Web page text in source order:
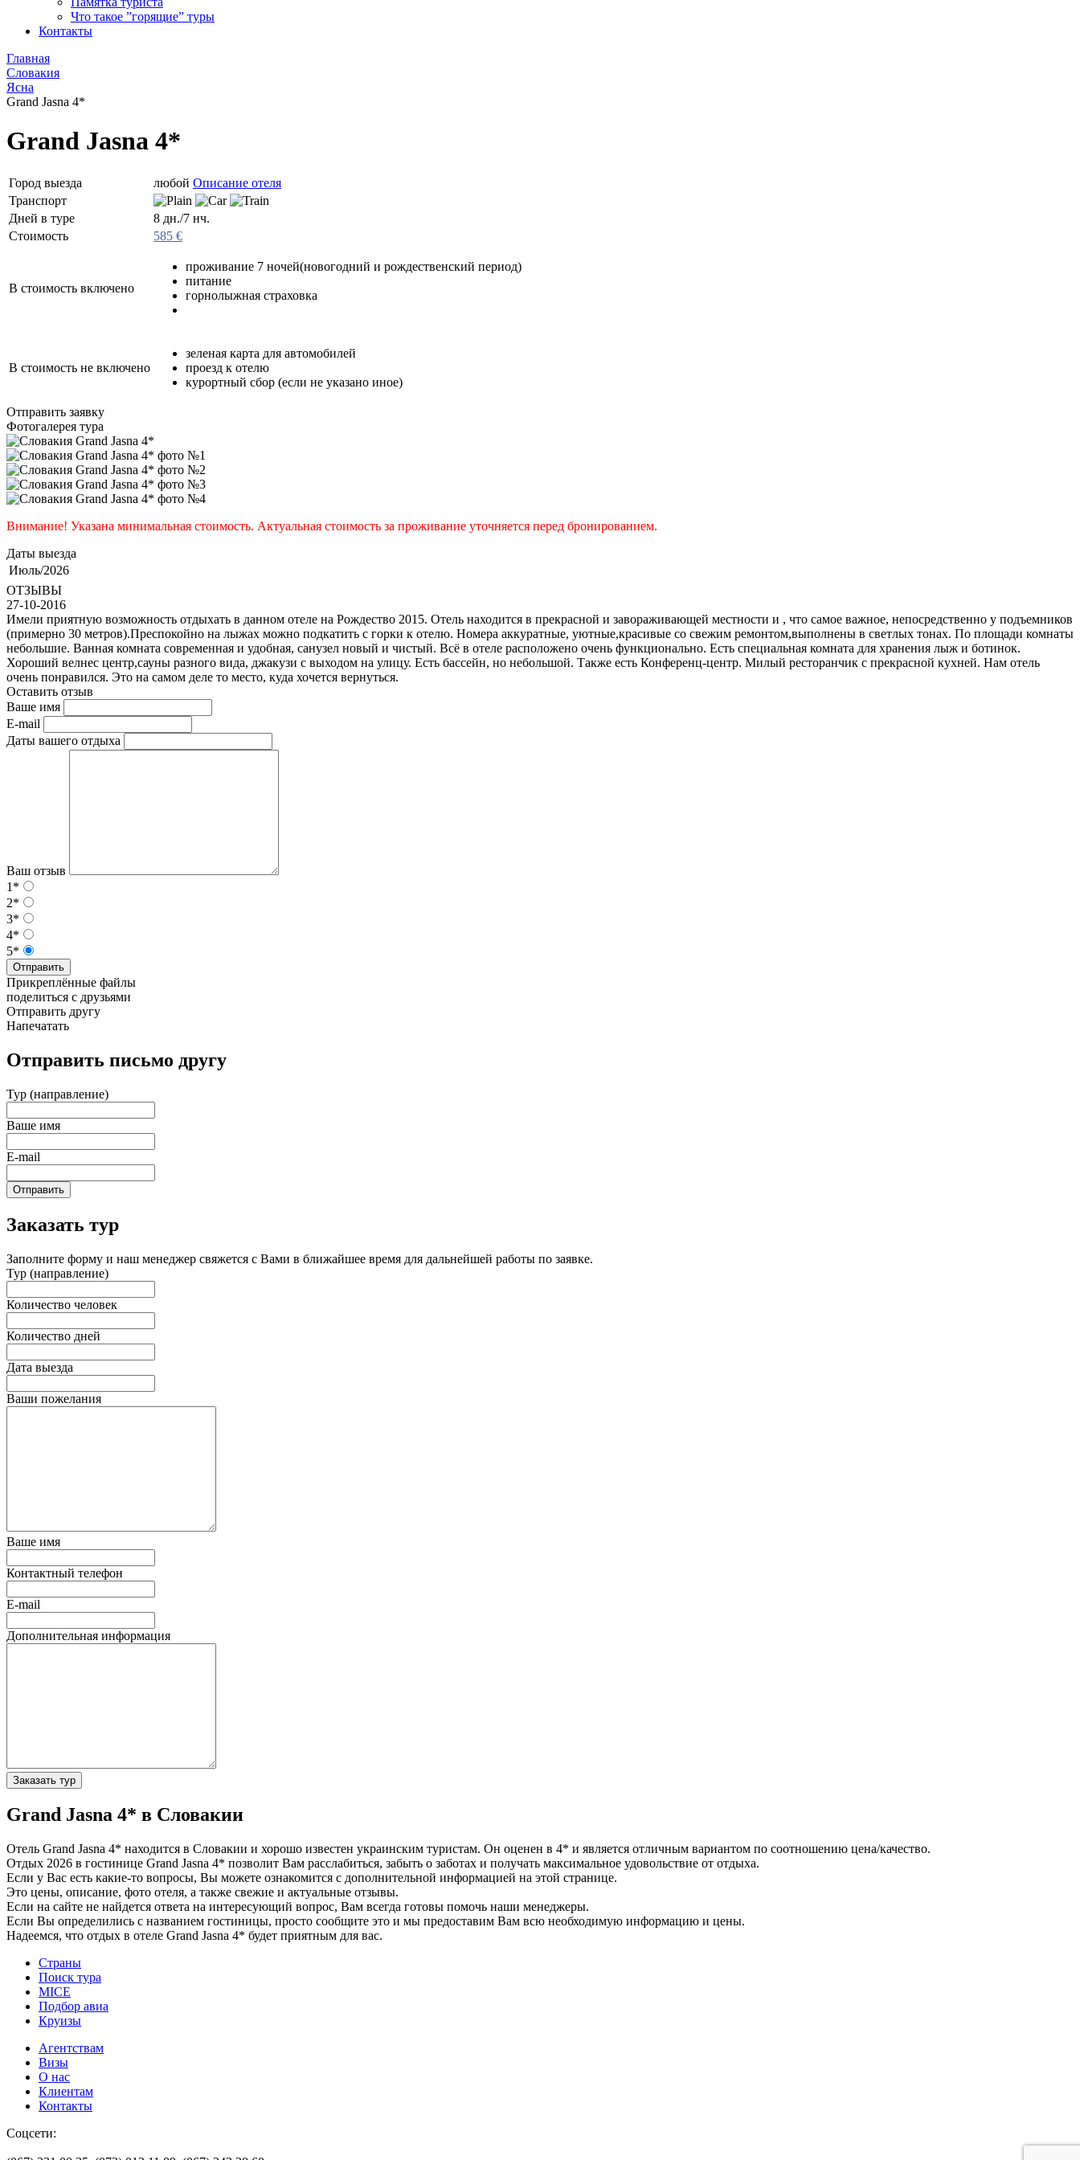
Что такое ”горящие” туры
Контакты
Главная
Словакия
Ясна
Grand Jasna 4*
Grand Jasna 4*
Город выезда любой Описание отеля
Транспорт
Дней в туре
8 дн./7 нч.
Стоимость
585 €
В стоимость включено
проживание 7 ночей(новогодний и рождественский период)
питание
горнолыжная страховка
В стоимость не включено
зеленая карта для автомобилей
проезд к отелю
курортный сбор (если не указано иное)
Отправить заявку
Фотогалерея тура
Внимание! Указана минимальная стоимость. Актуальная стоимость за проживание уточняется перед бронированием.
Даты выезда
Июль/2026
ОТЗЫВЫ
27-10-2016
Имели приятную возможность отдыхать в данном отеле на Рождество 2015. Отель находится в прекрасной и завораживающей местности и , что самое важное, непосредственно у подъемников
(примерно 30 метров).Преспокойно на лыжах можно подкатить с горки к отелю. Номера аккуратные, уютные,красивые со свежим ремонтом,выполнены в светлых тонах. По площади комнаты
небольшие. Ванная комната современная и удобная, санузел новый и чистый. Всё в отеле расположено очень функционально. Есть специальная комната для хранения лыж и ботинок.
Хороший велнес центр,сауны разного вида, джакузи с выходом на улицу. Есть бассейн, но небольшой. Также есть Конференц-центр. Милый ресторанчик с прекрасной кухней. Нам отель
очень понравился. Это на самом деле то место, куда хочется вернуться.
Оставить отзыв
Ваше имя
E-mail
Даты вашего отдыха
Ваш отзыв
1*
2*
3*
4*
5*
Отправить
Прикреплённые файлы
поделиться с друзьями
Отправить другу
Напечатать
Отправить письмо другу
Тур (направление)
Ваше имя
E-mail
Отправить
Заказать тур
Заполните форму и наш менеджер свяжется с Вами в ближайшее время для дальнейшей работы по заявке.
Тур (направление)
Количество человек
Количество дней
Дата выезда
Ваши пожелания
Ваше имя
Контактный телефон
E-mail
Дополнительная информация
Заказать тур
Grand Jasna 4* в Словакии
Отель Grand Jasna 4* находится в Словакии и хорошо известен украинским туристам. Он оценен в 4* и является отличным вариантом по соотношению цена/качество.
Отдых 2026 в гостинице Grand Jasna 4* позволит Вам расслабиться, забыть о заботах и получать максимальное удовольствие от отдыха.
Если у Вас есть какие-то вопросы, Вы можете ознакомится с дополнительной информацией на этой странице.
Это цены, описание, фото отеля, а также свежие и актуальные отзывы.
Если на сайте не найдется ответа на интересующий вопрос, Вам всегда готовы помочь наши менеджеры.
Если Вы определились с названием гостиницы, просто сообщите это и мы предоставим Вам всю необходимую информацию и цены.
Надеемся, что отдых в отеле Grand Jasna 4* будет приятным для вас.
Страны
Поиск тура
MICE
Подбор авиа
Круизы
Агентствам
Визы
О нас
Клиентам
Контакты
Соцсети: